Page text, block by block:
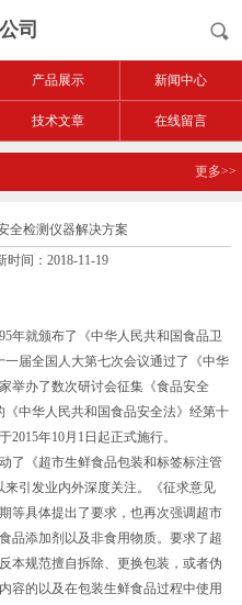
司
产品展示 新闻中心
技术文章 在线留言
更多>>
全检测仪器解决方案
时间：2018-11-19
年就颁布了《中华人民共和国食品卫
一届全国人大第七次会议通过了《中华
举办了数次研讨会征集《食品安全
《中华人民共和国食品安全法》经第十
年10月1日起正式施行。
了《超市生鲜食品包装和标签标注管
引发业内外深度关注。《征求意见
等具体提出了要求，也再次强调超市
品添加剂以及非食用物质。要求了超
本规范擅自拆除、更换包装，或者伪
容的以及在包装生鲜食品过程中使用